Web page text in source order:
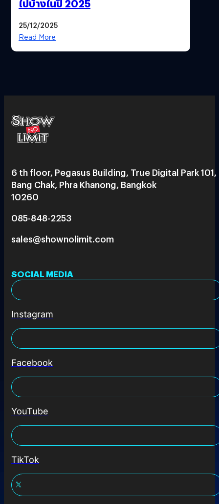
ไปบ้างในปี 2025
25/12/2025
Read More
6 th floor, Pegasus Building, True Digital Park 101,
Bang Chak, Phra Khanong, Bangkok
10260
085-848-2253
sales@shownolimit.com
SOCIAL MEDIA
Instagram
Facebook
YouTube
TikTok